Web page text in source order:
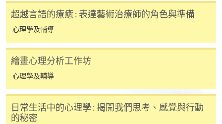
超越言語的療癒 : 表達藝術治療師的角色與準備
心理學及輔導
繪畫心理分析工作坊
心理學及輔導
日常生活中的心理學 : 揭開我們思考、感覺與行動
的秘密